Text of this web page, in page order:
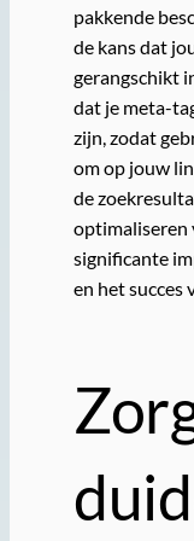
pakkende
de kans dat
gerangschikt
dat je meta-
zijn, zodat
om op jouw
de
optimaliseren
significante
en het succes